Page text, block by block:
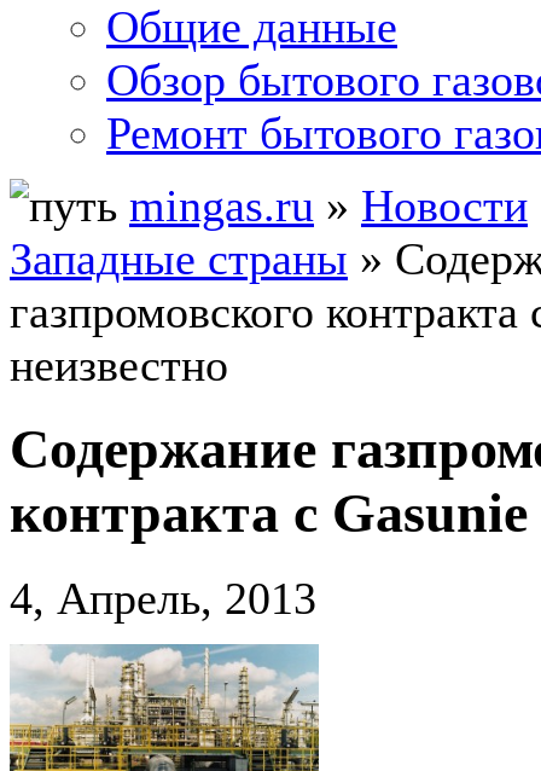
Общие данные
Обзор бытового
Ремонт бытового
mingas.ru » Новости
Западные страны »
газпромовского контракта
неизвестно
Содержание
контракта с Gasunie
4, Апрель, 2013